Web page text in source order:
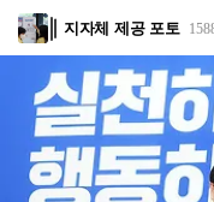
지자체 제공 포토